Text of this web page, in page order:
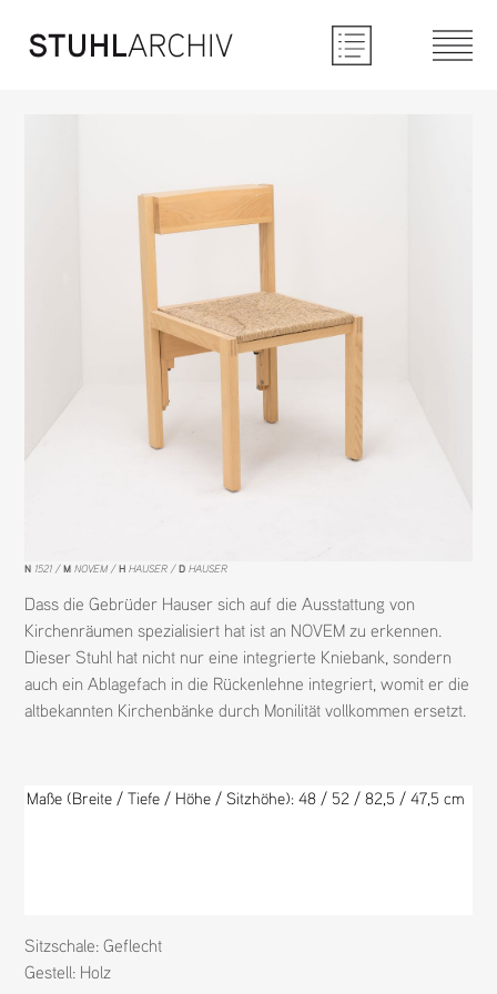
N 1521 M NOVEM H HAUSER D HAUSER
Dass die Gebrüder Hauser sich auf die Ausstattung von
Kirchenräumen spezialisiert hat ist an NOVEM zu erkennen.
Dieser Stuhl hat nicht nur eine integrierte Kniebank, sondern
auch ein Ablagefach in die Rückenlehne integriert, womit er die
altbekannten Kirchenbänke durch Monilität vollkommen ersetzt.
Maße (Breite / Tiefe / Höhe / Sitzhöhe): 48 / 52 / 82,5 / 47,5 cm
Sitzschale: Geflecht
Gestell: Holz